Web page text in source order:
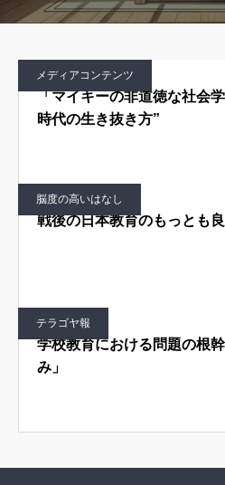
メディアコンテンツ
「マイキーの非道徳な社会
時代の生き抜き方”
脳度の高いはなし
戦後の日本教育のもっとも
テラゴヤ報
学校教育における問題の根
み」
知能工作研究所
テラゴヤ週報
お問い合わせ